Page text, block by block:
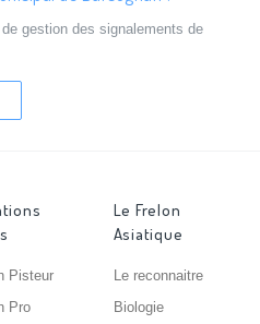
gestion des signalements de
Pisteur
Pro
Le Frelon
Asiatique
Le reconnaitre
Biologie